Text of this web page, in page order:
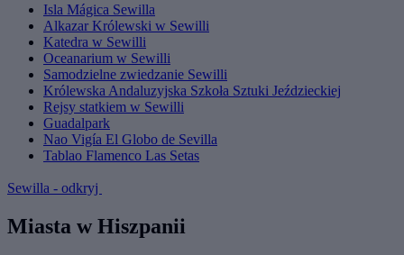
Isla Mágica Sewilla
Alkazar Królewski w Sewilli
Katedra w Sewilli
Oceanarium w Sewilli
Samodzielne zwiedzanie Sewilli
Królewska Andaluzyjska Szkoła Sztuki Jeździeckiej
Rejsy statkiem w Sewilli
Guadalpark
Nao Vigía El Globo de Sevilla
Tablao Flamenco Las Setas
Sewilla - odkryj
Miasta w Hiszpanii